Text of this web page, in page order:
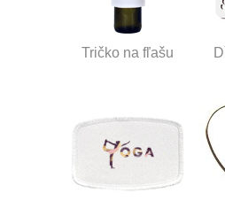
Tričko na fľašu